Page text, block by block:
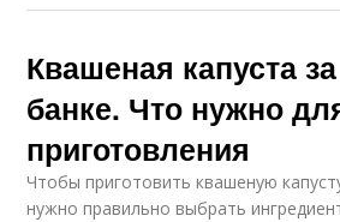
Квашеная капуста
банке. Что нужно
приготовления
Чтобы приготовить квашеную
нужно правильно выбрать